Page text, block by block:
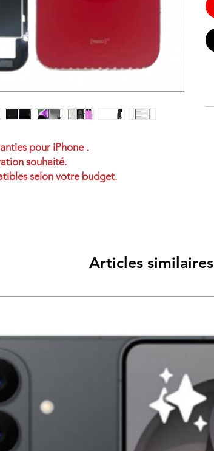
pour iPhone .
souhaité.
selon votre budget.
Articles similaires